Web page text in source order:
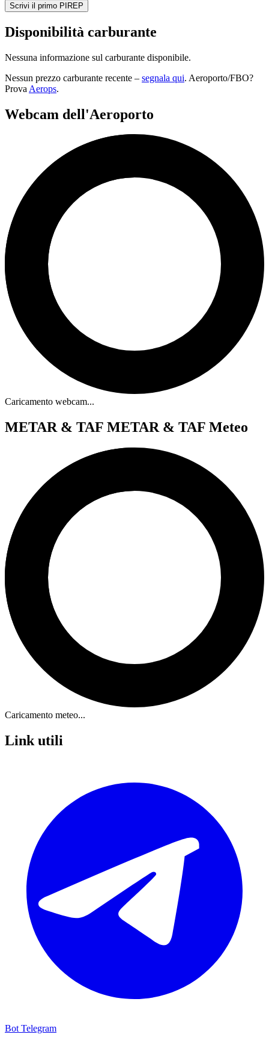
Scrivi il primo PIREP
Disponibilità carburante
Nessuna informazione sul carburante disponibile.
Nessun prezzo carburante recente – segnala qui. Aeroporto/FBO?
Prova Aerops.
Webcam dell'Aeroporto
Caricamento webcam...
METAR & TAF METAR & TAF Meteo
Caricamento meteo...
Link utili
Bot Telegram